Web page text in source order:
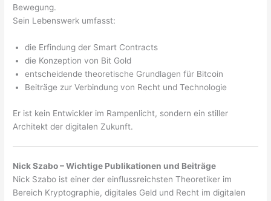
Bewegung.
Sein Lebenswerk umfasst:
die Erfindung der Smart Contracts
die Konzeption von Bit Gold
entscheidende theoretische Grundlagen für Bitcoin
Beiträge zur Verbindung von Recht und Technologie
Er ist kein Entwickler im Rampenlicht, sondern ein stiller
Architekt der digitalen Zukunft.
Nick Szabo – Wichtige Publikationen und Beiträge
Nick Szabo ist einer der einflussreichsten Theoretiker im
Bereich Kryptographie, digitales Geld und Recht im digitalen